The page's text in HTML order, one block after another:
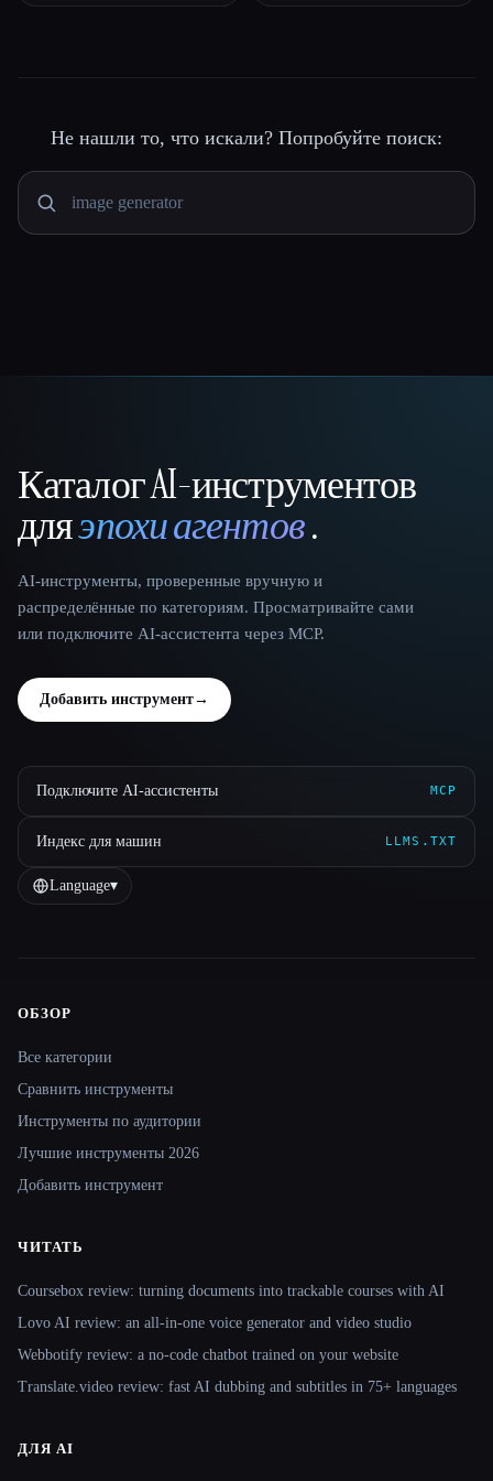
Не нашли то, что искали? Попробуйте поиск:
That AI Collection
Каталог AI-инструментов
дляэпохи агентов.
AI-инструменты, проверенные вручную и
распределённые по категориям. Просматривайте сами
или подключите AI-ассистента через MCP.
Добавить инструмент→
Подключите AI-ассистенты MCP
Индекс для машин LLMS.TXT
Language▾
Site navigation
ОБЗОР
Все категории
Сравнить инструменты
Инструменты по аудитории
Лучшие инструменты 2026
Добавить инструмент
ЧИТАТЬ
Coursebox review: turning documents into trackable courses with AI
Lovo AI review: an all-in-one voice generator and video studio
Webbotify review: a no-code chatbot trained on your website
Translate.video review: fast AI dubbing and subtitles in 75+ languages
ДЛЯ AI